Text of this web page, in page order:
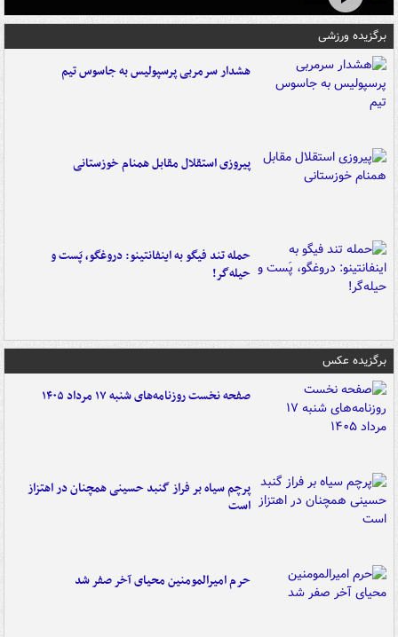
برگزیده ورزشی
هشدار سرمربی پرسپولیس به جاسوس تیم
پیروزی استقلال مقابل همنام خوزستانی
حمله تند فیگو به اینفانتینو: دروغگو، پَست‌ و
حیله‌گر!
برگزیده عکس
صفحه نخست روزنامه‌های شنبه ۱۷ مرداد ۱۴۰۵
پرچم سیاه بر فراز گنبد حسینی همچنان در اهتزاز
است
حرم امیرالمومنین محیای آخر صفر شد